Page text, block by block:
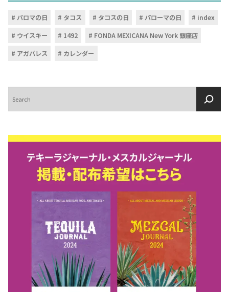
パロマの日 タコス タコスの日 パローマの日
index
ウイスキー
1492
FONDA MEXICANA New York 銀座店
アガバレス
カレンダー
索